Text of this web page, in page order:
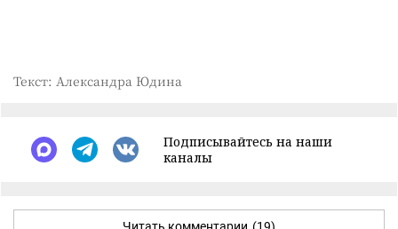
Текст: Александра Юдина
Подписывайтесь на наши
каналы